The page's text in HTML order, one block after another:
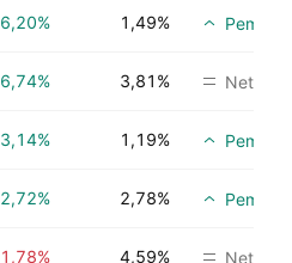
1,49%
3,81% Netral
1,19%
2,78%
4,59% Netral